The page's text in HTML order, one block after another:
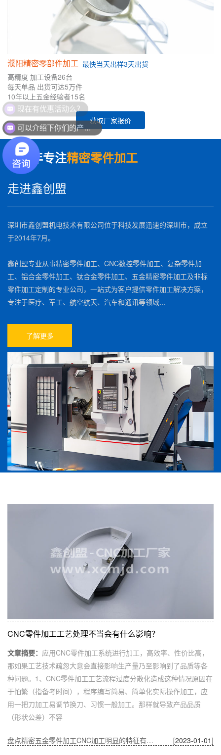
濮阳精密零部件加工 最快当天出样3天出货
高精度 加工设备26台
每天单品 出货可达5万件
10年以上五金经验者15名
获取厂家报价
数十年专注精密零件加工
走进鑫创盟
深圳市鑫创盟机电技术有限公司位于科技发展迅速的深圳市，成立
于2014年7月。
鑫创盟专业从事精密零件加工、CNC数控零件加工、复杂零件加
工、铝合金零件加工、钛合金零件加工、五金精密零件加工及非标
零件加工定制的专业公司，一站式为客户提供零件加工解决方案，
专注于医疗、军工、航空航天、汽车和通讯等领域...
了解更多
CNC零件加工工艺处理不当会有什么影响？
文章摘要： 应用CNC零件加工系统进行加工，高效率、性价比高，
那如果工艺技术疏忽大意会直接影响生产量乃至影响到了品质等各
种问题。1、CNC零件加工工艺流程过度分散化造成这种情况原因在
于怕繁（指备考时间），程序编写简易、简单化实际操作加工，应
用一把刀加工易调节换刀、习惯一般加工。那样就导致产品品质
（形状公差）不容
[2023-01-01]
盘点精密五金零件加工CNC加工明显的特征有哪些
可以介绍下你们的产品么？